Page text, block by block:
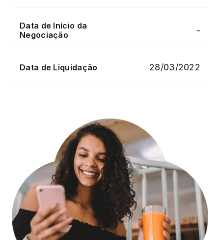
Data de Início da
Negociação
-
Data de Liquidação 28/03/2022